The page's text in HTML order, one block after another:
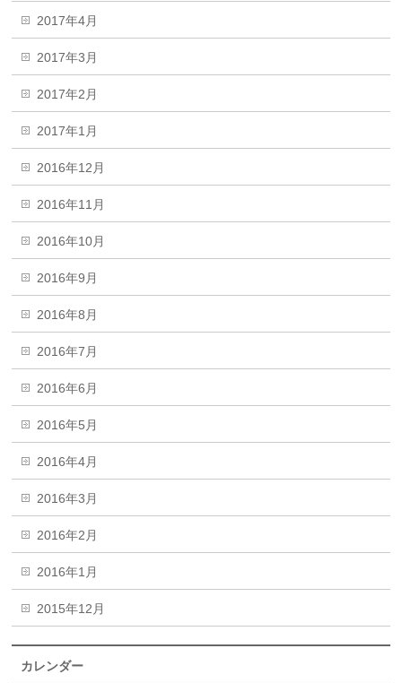
2017年4月
2017年3月
2017年2月
2017年1月
2016年12月
2016年11月
2016年10月
2016年9月
2016年8月
2016年7月
2016年6月
2016年5月
2016年4月
2016年3月
2016年2月
2016年1月
2015年12月
カレンダー